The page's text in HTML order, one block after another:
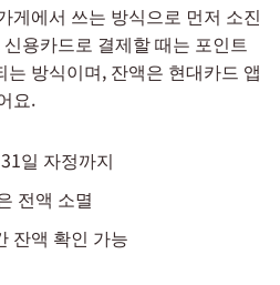
게에서 쓰는 방식으로 먼저 소진
용카드로 결제할 때는 포인트
는 방식이며, 잔액은 현대카드 앱
요.
일 자정까지
전액 소멸
잔액 확인 가능